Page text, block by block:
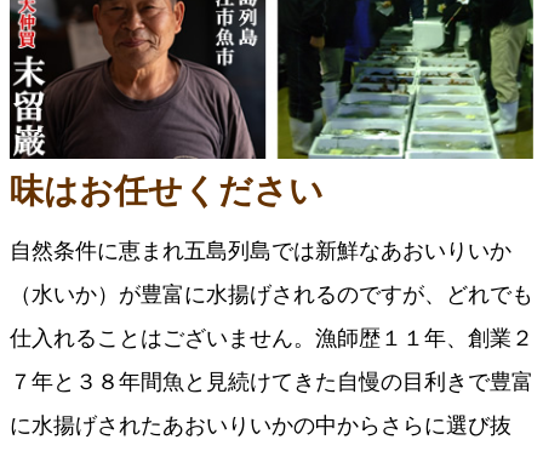
味はお任せください
自然条件に恵まれ五島列島では新鮮なあおいりいか
（水いか）が豊富に水揚げされるのですが、どれでも
仕入れることはございません。漁師歴１１年、創業２
７年と３８年間魚と見続けてきた自慢の目利きで豊富
に水揚げされたあおいりいかの中からさらに選び抜